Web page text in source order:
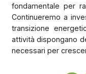
fondamentale per
Continueremo a
transizione
attività dispongano
necessari per